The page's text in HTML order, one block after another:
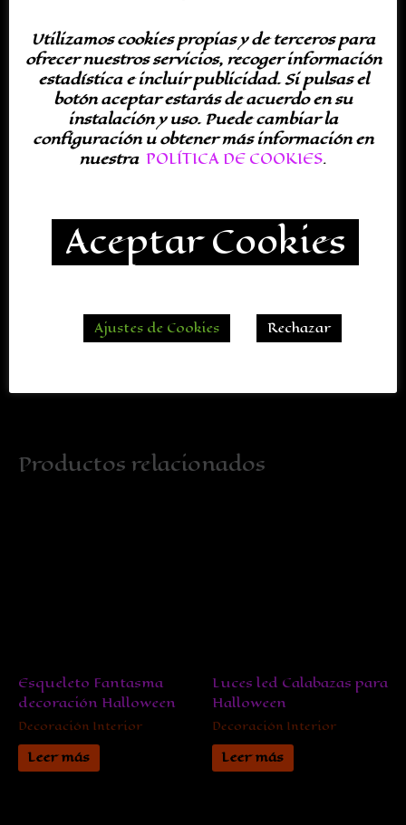
Juego de 6 manteles individuales
de arpillera para Halloween 30×45
Completa tu decoración de Halloween con estos
Productos relacionados
Esqueleto Fantasma
decoración Halloween
Decoración Interior
Leer más
Luces led Calabazas para
Halloween
Decoración Interior
Leer más
Utilizamos cookies propias y de terceros para
ofrecer nuestros servicios, recoger información
estadística e incluir publicidad. Si pulsas el
botón aceptar estarás de acuerdo en su
instalación y uso. Puede cambiar la
configuración u obtener más información en
nuestra POLÍTICA DE COOKIES.
Aceptar Cookies
Ajustes de Cookies Rechazar